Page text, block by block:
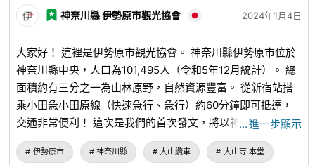
尺寸＞ 長度：約10cm 直徑：約4cm
神奈川縣 伊勢原市觀光協會 2024年1月4日
大家好！ 這裡是伊勢原市觀光協會。 神奈川縣伊勢原市位於
神奈川縣中央，人口為101,495人（令和5年12月統計）。 總
面積約有三分之一為山林原野，自然資源豐富。 從新宿站搭
乘小田急小田原線（快速急行、急行）約60分鐘即可抵達，
交通非常便利！ 這次是我們的首次發文，將以神奈川縣伊勢
原市的觀光景點為中心，為大家介紹伊勢原市！ ─・─・─・
─・─・─・─・─・─・─・─ 神奈川縣伊勢原市觀光景點資
…進一步顯示
伊勢原市 神奈川縣 大山纜車 大山寺 本堂